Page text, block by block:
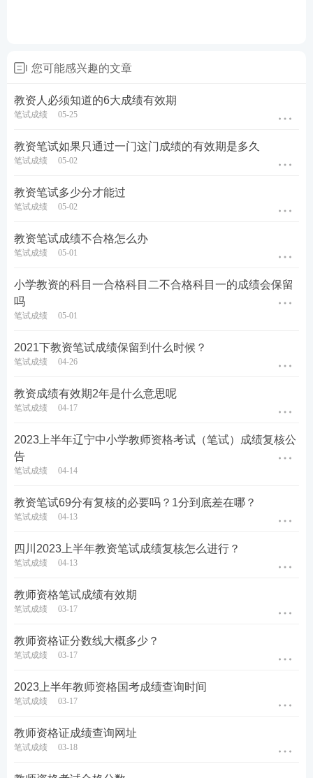
您可能感兴趣的文章
教资人必须知道的6大成绩有效期
笔试成绩 05-25
教资笔试如果只通过一门这门成绩的有效期是多久
笔试成绩 05-02
教资笔试多少分才能过
笔试成绩 05-02
教资笔试成绩不合格怎么办
笔试成绩 05-01
小学教资的科目一合格科目二不合格科目一的成绩会保留
吗
笔试成绩 05-01
2021下教资笔试成绩保留到什么时候？
笔试成绩 04-26
教资成绩有效期2年是什么意思呢
笔试成绩 04-17
2023上半年辽宁中小学教师资格考试（笔试）成绩复核公
告
笔试成绩 04-14
教资笔试69分有复核的必要吗？1分到底差在哪？
笔试成绩 04-13
四川2023上半年教资笔试成绩复核怎么进行？
笔试成绩 04-13
教师资格笔试成绩有效期
笔试成绩 03-17
教师资格证分数线大概多少？
笔试成绩 03-17
2023上半年教师资格国考成绩查询时间
笔试成绩 03-17
教师资格证成绩查询网址
笔试成绩 03-18